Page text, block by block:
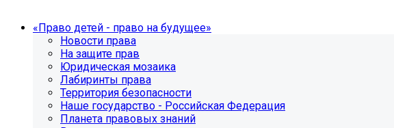
«Право детей - право на будущее»
Новости права
На защите прав
Юридическая мозаика
Лабиринты права
Территория безопасности
Наше государство - Российская Федерация
Планета правовых знаний